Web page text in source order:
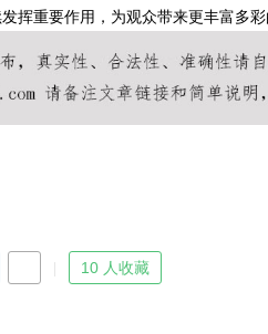
挥重要作用，为观众带来更丰富多
10 人收藏